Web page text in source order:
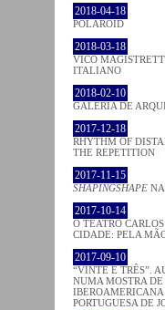
2018-04-18
POLAROID
2018-03-18
VICO
ITALIANO
2018-02-10
GALERIA DE
2017-12-18
RHYTHM OF
THE REPETITION
2017-11-15
SHAPINGSHAPE
2017-10-14
O TEATRO
CIDADE: PELA
2017-09-10
“VINTE E TRÊS”.
NUMA MOSTRA
IBEROAMERICANA
PORTUGUESA DE